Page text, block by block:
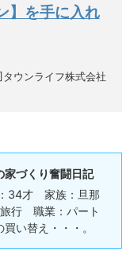
】を手に入れ
タウンライフ株式会社
家づくり奮闘日記
34才 家族：旦那
行 職業：パート
い替え・・・。